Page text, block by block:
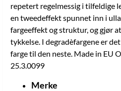
repetert regelmessig i tilfeldige
en tweedeffekt spunnet inn i
fargeeffekt og struktur, og gjør
tykkelse. I degradèfargene er
farge til den neste. Made in EU
25.3.0099
Merke